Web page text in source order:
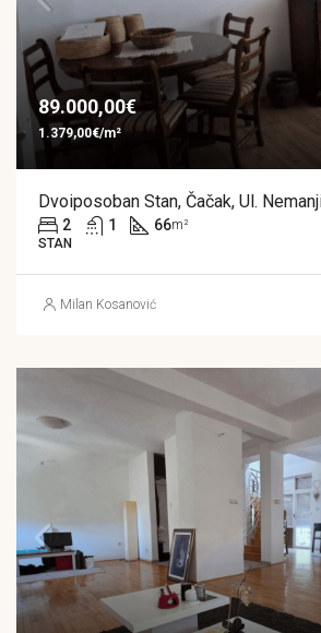
89.000,00€
1.379,00€/m²
Dvoiposoban Stan, Čačak, Ul.
2 1 66m²
STAN
Milan Kosanović